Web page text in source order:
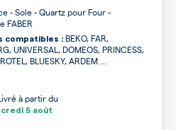
- Sole - Quartz pour Four -
FABER
compatibles : BEKO, FAR,
UNIVERSAL, DOMEOS, PRINCESS,
BLUESKY, ARDEM ...
à partir du
5 août